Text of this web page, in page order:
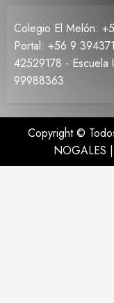
Colegio El Melón:
Portal: +56 9
42529178 -
99988363
Copyright ©
NOGALES |